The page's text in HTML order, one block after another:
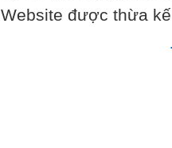
Website được thừa